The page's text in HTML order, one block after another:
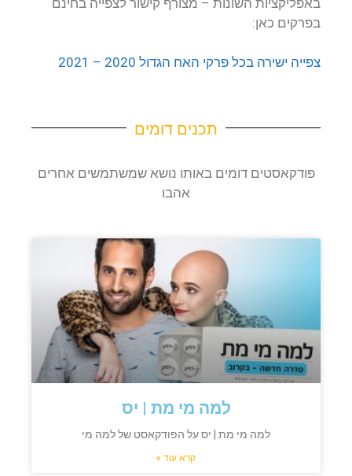
בפרקים כאן:
צפייה ישירה בכל פרקי האח הגדול 2020 – 2021
תכנים דומים
פודקאסטים דומים באותו נושא שמשתמשים אחרים
אהבו
למה מי מת | יס
למה מי מת | יס על הפודקאסט של למה מי
קרא עוד »